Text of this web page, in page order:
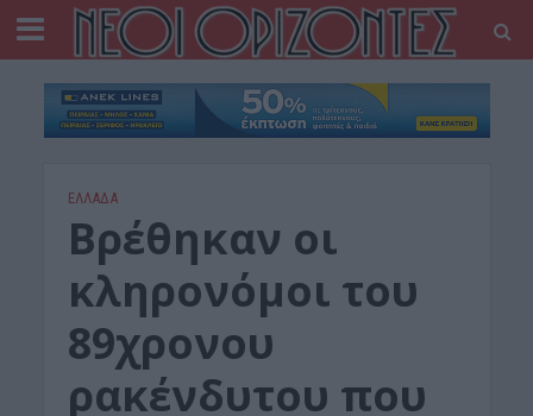
ΕΛΛΑΔΑ
Βρέθηκαν οι
κληρονόμοι του
89χρονου
ρακένδυτου που